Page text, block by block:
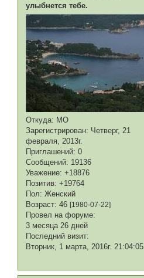
улыбнется тебе.
Откуда: МО
Зарегистрирован: Четверг, 21
февраля, 2013г.
Приглашений: 0
Сообщений: 19136
Уважение: +18876
Позитив: +19764
Пол: Женский
Возраст: 46[1980-07-22]
Провел на форуме:
3 месяца 26 дней
Последний визит:
Вторник, 1 марта, 2016г. 21:04:05